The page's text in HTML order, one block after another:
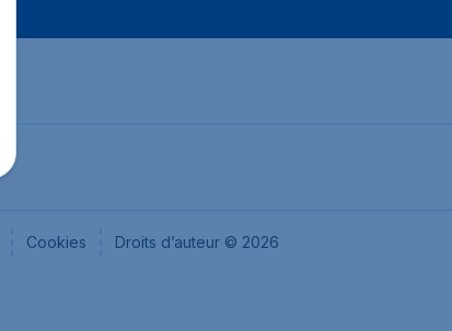
Cookies Droits d’auteur © 2026